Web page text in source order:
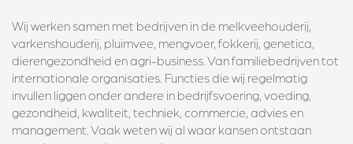
Wij werken samen met bedrijven in de melkveehouderij,
varkenshouderij, pluimvee, mengvoer, fokkerij, genetica,
dierengezondheid en agri-business. Van familiebedrijven tot
internationale organisaties. Functies die wij regelmatig
invullen liggen onder andere in bedrijfsvoering, voeding,
gezondheid, kwaliteit, techniek, commercie, advies en
management. Vaak weten wij al waar kansen ontstaan